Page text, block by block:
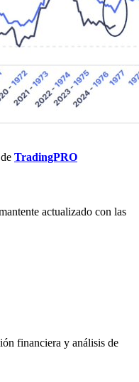
TradingPRO
actualizado con las
financiera y análisis de